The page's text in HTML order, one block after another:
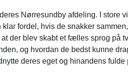
Nørresundby afdeling. I store
fordel, hvis de snakker
der blev skabt et fælles sprog på
og hvordan de bedst kunne
deres eget og hinandens fulde